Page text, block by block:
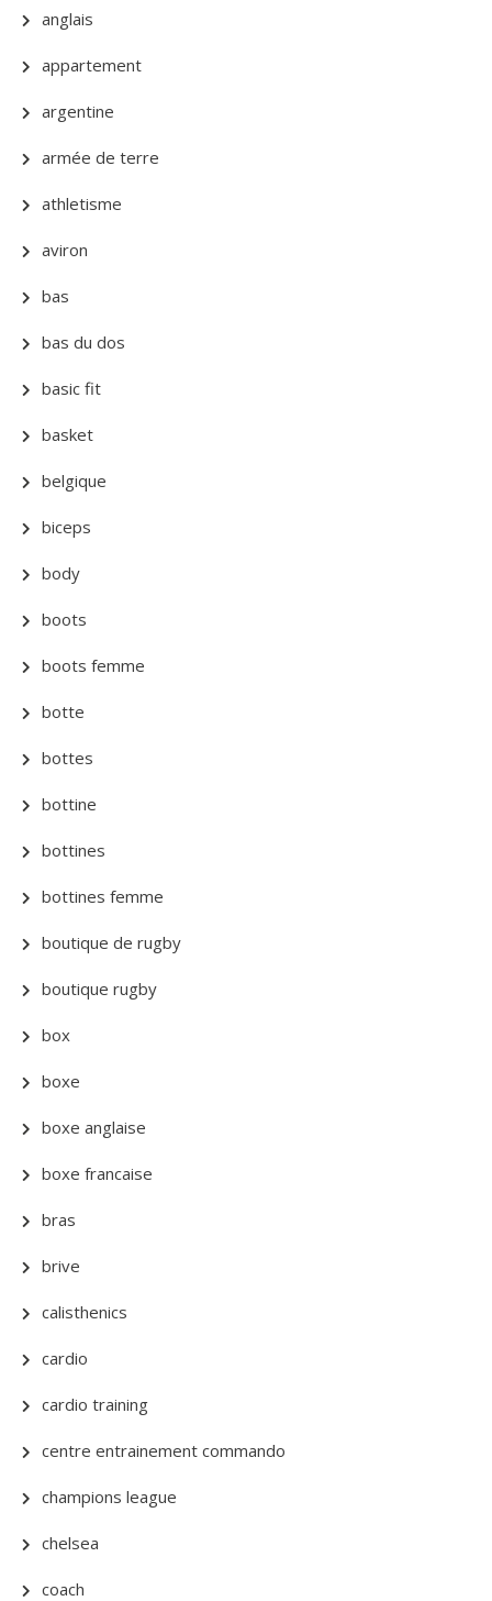
anglais
appartement
argentine
armée de terre
athletisme
aviron
bas
bas du dos
basic fit
basket
belgique
biceps
body
boots
boots femme
botte
bottes
bottine
bottines
bottines femme
boutique de rugby
boutique rugby
box
boxe
boxe anglaise
boxe francaise
bras
brive
calisthenics
cardio
cardio training
centre entrainement commando
champions league
chelsea
coach